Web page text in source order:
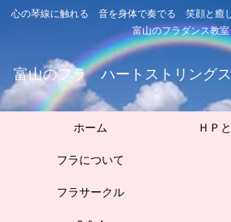
心の琴線に触れる 音を身体で奏でる 笑顔と
富山のフラダンス教室
富山のフラ ハートストリング
ホーム ＨＰ
フラについて
フラサークル